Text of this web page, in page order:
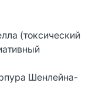
(токсический
Шенлейна-